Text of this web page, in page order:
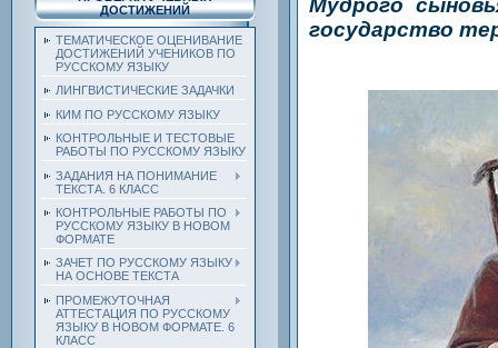
ДОСТИЖЕНИЙ
ТЕМАТИЧЕСКОЕ ОЦЕНИВАНИЕ
ДОСТИЖЕНИЙ УЧЕНИКОВ ПО
РУССКОМУ ЯЗЫКУ
ЛИНГВИСТИЧЕСКИЕ ЗАДАЧКИ
КИМ ПО РУССКОМУ ЯЗЫКУ
КОНТРОЛЬНЫЕ И ТЕСТОВЫЕ
РАБОТЫ ПО РУССКОМУ ЯЗЫКУ
ЗАДАНИЯ НА ПОНИМАНИЕ
ТЕКСТА. 6 КЛАСС
КОНТРОЛЬНЫЕ РАБОТЫ ПО
РУССКОМУ ЯЗЫКУ В НОВОМ
ФОРМАТЕ
ЗАЧЕТ ПО РУССКОМУ ЯЗЫКУ
НА ОСНОВЕ ТЕКСТА
ПРОМЕЖУТОЧНАЯ
АТТЕСТАЦИЯ ПО РУССКОМУ
ЯЗЫКУ В НОВОМ ФОРМАТЕ. 6
КЛАСС
Мудрого
государство